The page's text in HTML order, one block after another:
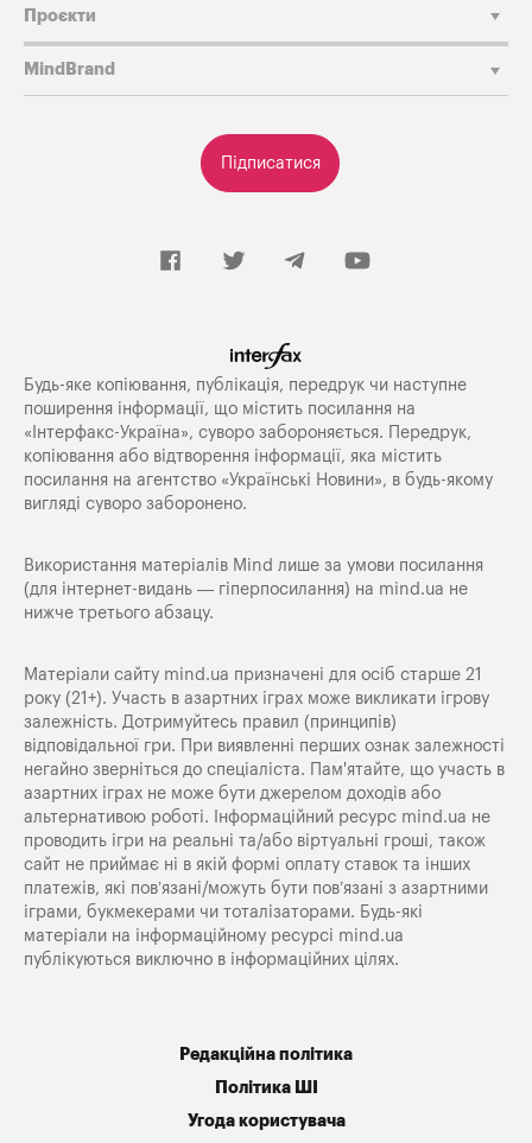
Підписатися
Проєкти
MindBrand
Будь-яке копiювання, публiкацiя, передрук чи наступне
поширення iнформацiї, що мiстить посилання на
«Iнтерфакс-Україна», суворо забороняється. Передрук,
копіювання або відтворення інформації, яка містить
посилання на агентство «Українські Новини», в будь-якому
вигляді суворо заборонено.
Використання матеріалів Mind лише за умови посилання
(для інтернет-видань — гіперпосилання) на mind.ua не
нижче третього абзацу.
Матеріали сайту mind.ua призначені для осіб старше 21
року (21+). Участь в азартних іграх може викликати ігрову
залежність. Дотримуйтесь правил (принципів)
відповідальної гри. При виявленні перших ознак залежності
негайно зверніться до спеціаліста. Пам'ятайте, що участь в
азартних іграх не може бути джерелом доходів або
альтернативою роботі. Інформаційний ресурс mind.ua не
проводить ігри на реальні та/або віртуальні гроші, також
сайт не приймає ні в якій формі оплату ставок та інших
платежів, які пов’язані/можуть бути пов’язані з азартними
іграми, букмекерами чи тоталізаторами. Будь-які
матеріали на інформаційному ресурсі mind.ua
публікуються виключно в інформаційних цілях.
Редакційна політика
Політика ШІ
Угода користувача